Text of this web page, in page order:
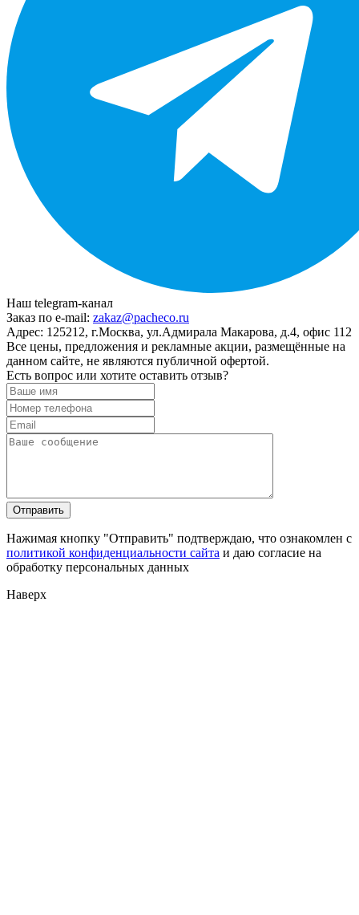
Наш telegram-канал
Заказ по e-mail: zakaz@pacheco.ru
Адрес: 125212, г.Москва, ул.Адмирала Макарова, д.4, офис 112
Все цены, предложения и рекламные акции, размещённые на
данном сайте, не являются публичной офертой.
Есть вопрос или хотите оставить отзыв?
Нажимая кнопку "Отправить" подтверждаю, что ознакомлен с
политикой конфиденциальности сайта и даю согласие на
обработку персональных данных
Наверх